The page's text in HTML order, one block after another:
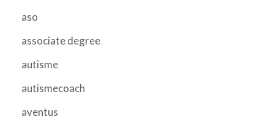
aso
associate degree
autisme
autismecoach
aventus